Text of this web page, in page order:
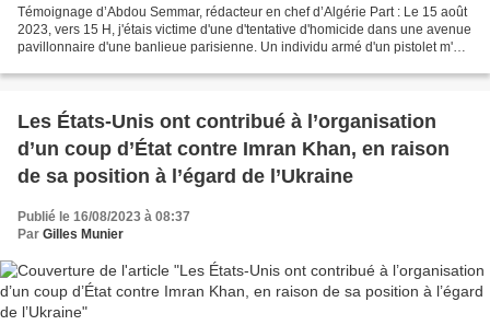
Témoignage d’Abdou Semmar, rédacteur en chef d’Algérie Part : Le 15 août
2023, vers 15 H, j'étais victime d'une d'tentative d'homicide dans une avenue
pavillonnaire d'une banlieue parisienne. Un individu armé d'un pistolet m'a
Les États-Unis ont contribué à l’organisation
d’un coup d’État contre Imran Khan, en raison
de sa position à l’égard de l’Ukraine
Publié le 16/08/2023 à 08:37
Par Gilles Munier